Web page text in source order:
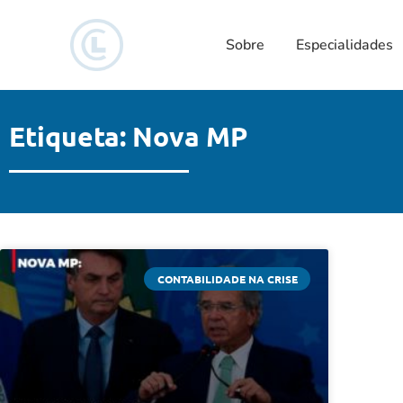
Sobre Especialidades
Etiqueta: Nova MP
CONTABILIDADE NA CRISE